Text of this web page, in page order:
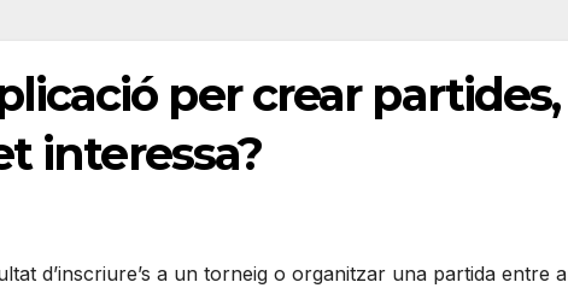
per crear
interessa?
d’inscriure’s a un torneig o organitzar una partida